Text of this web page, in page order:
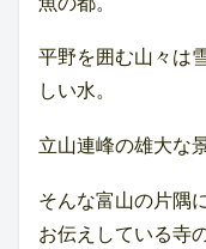
平野を囲む山々は
しい水。
立山連峰の雄大な
そんな富山の片隅
お伝えしている寺